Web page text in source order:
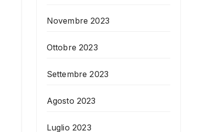
Novembre 2023
Ottobre 2023
Settembre 2023
Agosto 2023
Luglio 2023